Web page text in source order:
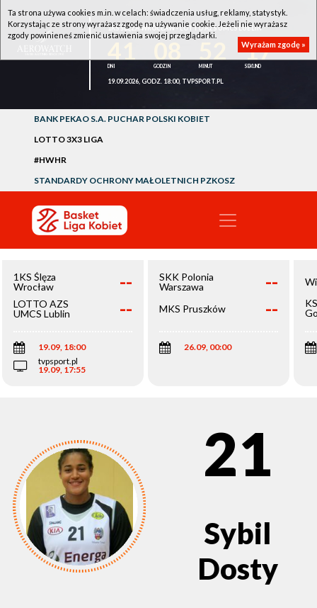
1KS ŚLĘZA WROCŁAW - LOTTO AZS UMCS LUBLIN
16
19.09.2026, GODZ. 18:00, TVPSPORT.PL
BANK PEKAO S.A. PUCHAR POLSKI KOBIET
LOTTO 3X3 LIGA
#HWHR
STANDARDY OCHRONY MAŁOLETNICH PZKOSZ
1KS Ślęza
Wrocław
--
LOTTO AZS
UMCS Lublin
--
19.09, 18:00
tvpsport.pl
19.09, 17:55
SKK Polonia
Warszawa
--
MKS Pruszków --
26.09, 00:00
21
Sybil
Dosty
Ta strona używa cookies m.in. w celach: świadczenia usług, reklamy, statystyk.
Korzystając ze strony wyrażasz zgodę na używanie cookie. Jeżeli nie wyrażasz
zgody powinieneś zmienić ustawienia swojej przeglądarki.
Wyrażam zgodę »